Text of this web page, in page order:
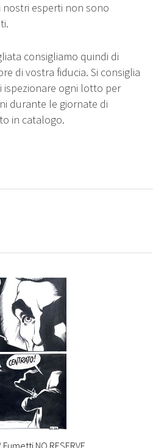
nostri esperti non sono
consigliamo quindi di
di vostra fiducia. Si consiglia
ispezionare ogni lotto per
durante le giornate di
in catalogo.